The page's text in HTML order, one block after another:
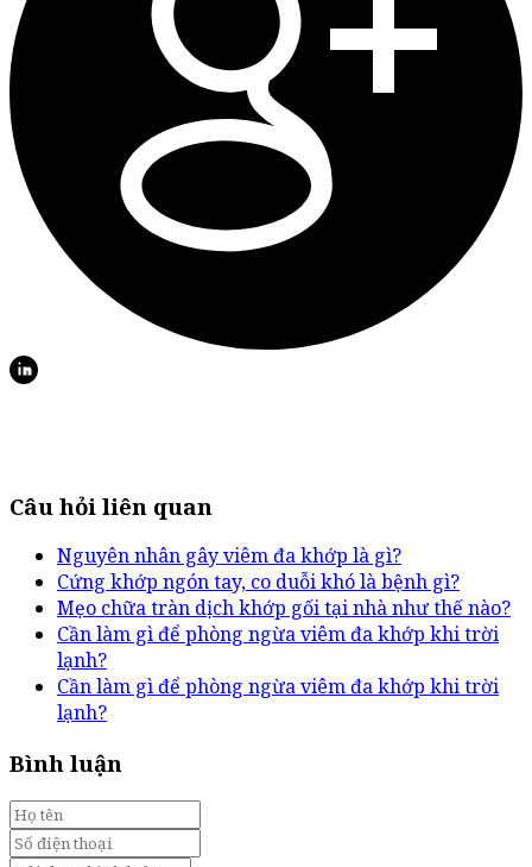
Câu hỏi liên quan
Nguyên nhân gây viêm đa khớp là gì?
Cứng khớp ngón tay, co duỗi khó là bệnh gì?
Mẹo chữa tràn dịch khớp gối tại nhà như thế nào?
Cần làm gì để phòng ngừa viêm đa khớp khi trời
lạnh?
Cần làm gì để phòng ngừa viêm đa khớp khi trời
lạnh?
Bình luận